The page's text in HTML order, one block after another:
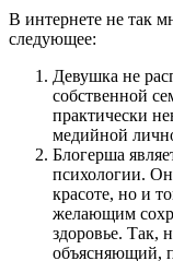
В интернете не так
следующее:
Девушка не
собственной
практически
медийной
Блогерша
психологии.
красоте, но и
желающим
здоровье. Так,
объясняющий,